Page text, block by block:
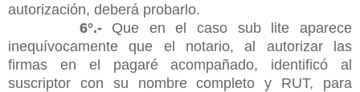
autorización, deberá probarlo.
6°.-Que en el caso sub lite aparece
inequívocamente que el notario, al autorizar las
firmas en el pagaré acompañado, identificó al
suscriptor con su nombre completo y RUT, para